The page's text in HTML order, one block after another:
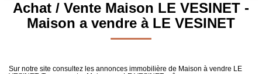
GESTION
NOTRE AGENCE
Sélectionnez...
Type de bien
Surface min
Achat / Vente Maison LE VESINET -
Maison a vendre à LE VESINET
Sur notre site consultez les annonces immobilière de Maison à vendre LE